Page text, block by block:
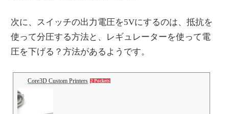
次に、スイッチの出力電圧を5Vにするのは、抵抗を
使って分圧する方法と、レギュレーターを使って電
圧を下げる？方法があるようです。
Core3D Custom Printers 2 Pockets